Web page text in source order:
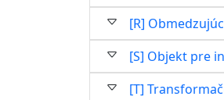
[R]
[S] Objekt pre
[T]